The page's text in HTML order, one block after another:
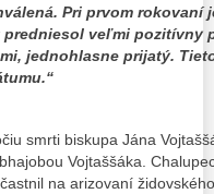
Pri prvom rokovaní
veľmi pozitívny
jednohlasne prijatý.
smrti biskupa Jána
Vojtaššáka.
na arizovaní